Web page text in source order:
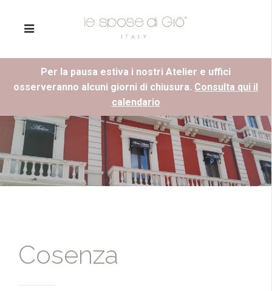
Per la pausa estiva i nostri Atelier e uffici
osserveranno alcuni giorni di chiusura. Consulta qui il
calendario
Cosenza